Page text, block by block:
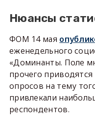
Нюансы
ФОМ 14 мая
еженедельного
«Доминанты. Поле
прочего приводятся
опросов на тему
привлекали
респондентов.